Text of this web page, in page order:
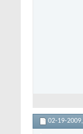
02-19-2009,